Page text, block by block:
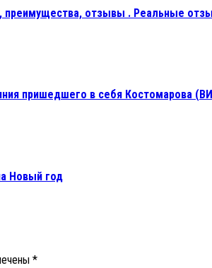
преимущества, отзывы . Реальные
пришедшего в себя Костомарова
Новый год
*